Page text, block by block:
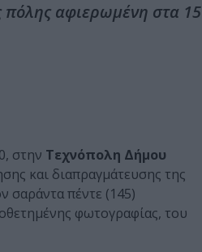
πόλης αφιερωμένη στα 15
στην Τεχνόπολη Δήμου
και διαπραγμάτευσης της
σαράντα πέντε (145)
φωτογραφίας, του